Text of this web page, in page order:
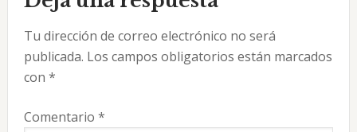
con
los
lectores
Tu dirección de correo electrónico no será
publicada. Los campos obligatorios están marcados
con *
Comentario *